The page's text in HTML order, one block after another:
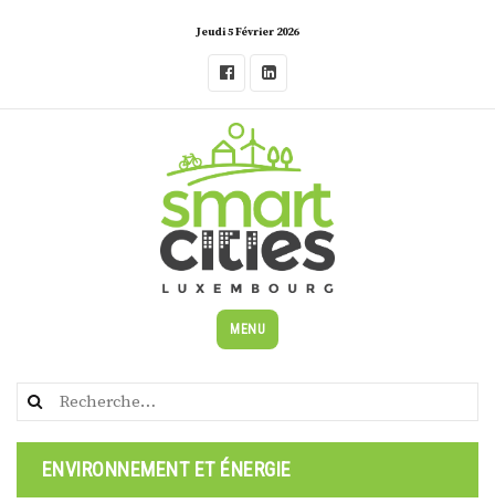
Jeudi 5 Février 2026
MENU
Rechercher :
ENVIRONNEMENT ET ÉNERGIE